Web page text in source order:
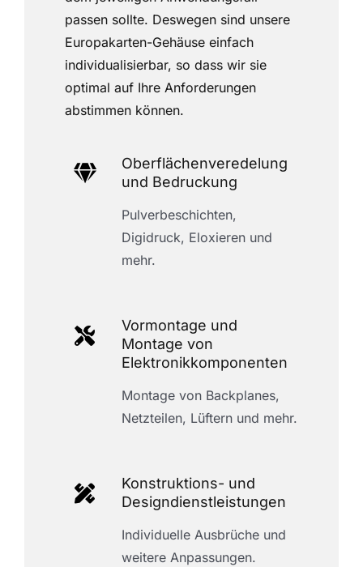
passen sollte. Deswegen sind unsere
Europakarten-Gehäuse einfach
individualisierbar, so dass wir sie
optimal auf Ihre Anforderungen
abstimmen können.
Oberflächenveredelung
und Bedruckung
Pulverbeschichten,
Digidruck, Eloxieren und
mehr.
Vormontage und
Montage von
Elektronikkomponenten
Montage von Backplanes,
Netzteilen, Lüftern und mehr.
Konstruktions- und
Designdienstleistungen
Individuelle Ausbrüche und
weitere Anpassungen.